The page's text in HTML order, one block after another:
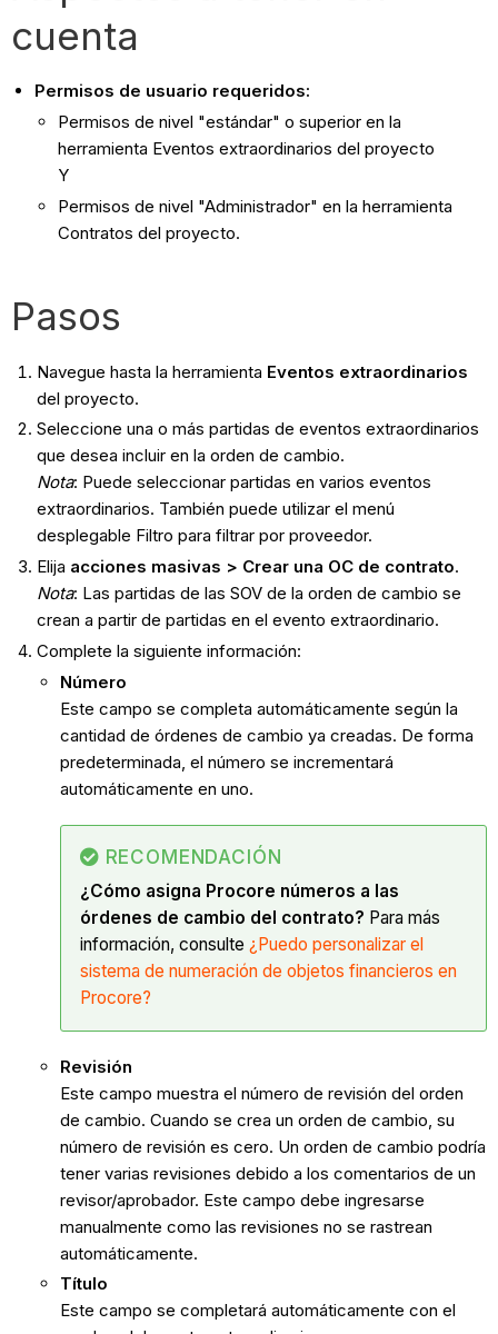
cuenta
Permisos de usuario requeridos:
Permisos de nivel "estándar" o superior en la
herramienta Eventos extraordinarios del proyecto
Y
Permisos de nivel "Administrador" en la herramienta
Contratos del proyecto.
Pasos
Navegue hasta la herramienta Eventos extraordinarios
del proyecto.
Seleccione una o más partidas de eventos extraordinarios
que desea incluir en la orden de cambio.
Nota: Puede seleccionar partidas en varios eventos
extraordinarios. También puede utilizar el menú
desplegable Filtro para filtrar por proveedor.
Elija acciones masivas > Crear una OC de contrato.
Nota: Las partidas de las SOV de la orden de cambio se
crean a partir de partidas en el evento extraordinario.
Complete la siguiente información:
Número
Este campo se completa automáticamente según la
cantidad de órdenes de cambio ya creadas. De forma
predeterminada, el número se incrementará
automáticamente en uno.
RECOMENDACIÓN
¿Cómo asigna Procore números a las
órdenes de cambio del contrato? Para más
información, consulte ¿Puedo personalizar el
sistema de numeración de objetos financieros en
Procore?
Revisión
Este campo muestra el número de revisión del orden
de cambio. Cuando se crea un orden de cambio, su
número de revisión es cero. Un orden de cambio podría
tener varias revisiones debido a los comentarios de un
revisor/aprobador. Este campo debe ingresarse
manualmente como las revisiones no se rastrean
automáticamente.
Título
Este campo se completará automáticamente con el